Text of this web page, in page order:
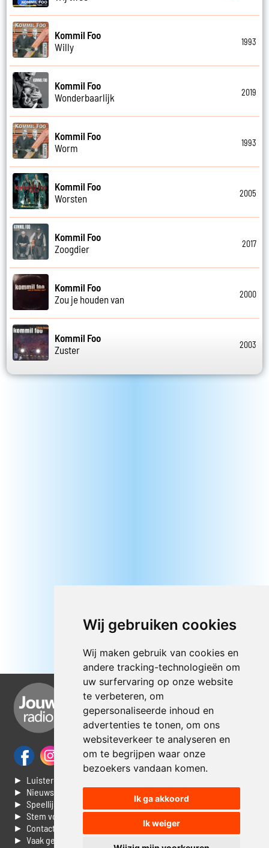
Wij gebruiken cookies
Wij maken gebruik van cookies en
andere tracking-technologieën om
uw surfervaring op onze website
te verbeteren, om
gepersonaliseerde inhoud en
advertenties te tonen, om ons
websiteverkeer te analyseren en
om te begrijpen waar onze
bezoekers vandaan komen.
Ik ga akkoord
Ik weiger
Kommil Foo
Willy
1993
Kommil Foo
Wonderbaarlijk
2019
Kommil Foo
Worm
1993
Kommil Foo
Worsten
2005
Kommil Foo
Zoogdier
2017
Kommil Foo
Zou je houden van
2000
Kommil Foo
Zuster
2003
► Luisteren naar Jouwradio
► Nieuws
► Speellijst
► Stem voor de Dag top 3
► Contacteer ons
► Vaak gestelde vragen